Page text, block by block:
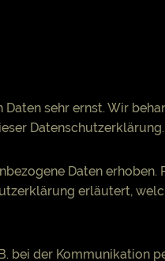
sehr ernst. Wir
Datenschutzerklärung.
Daten
erläutert,
bei der Kommunikation